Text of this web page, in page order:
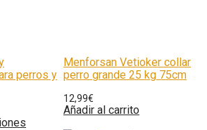
perros y
Menforsan Vetioker collar
perro grande 25 kg 75cm
12,99€
Añadir al carrito